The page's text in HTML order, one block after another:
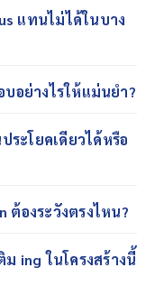
แทนไม่ได้ในบาง
บอย่างไรให้แม่นยำ?
ระโยคเดียวได้หรือ
ต้องระวังตรงไหน?
ing ในโครงสร้างนี้